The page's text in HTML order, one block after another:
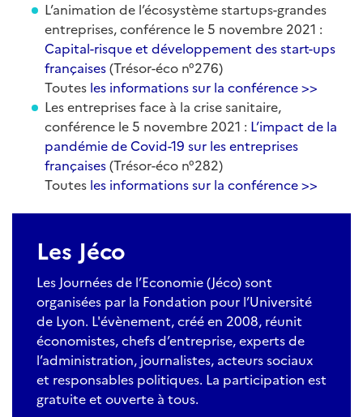
L’animation de l’écosystème startups-grandes
entreprises, conférence le 5 novembre 2021 :
Capital-risque et développement des start-ups
françaises(Trésor-éco n°276)
Toutes les informations sur la conférence >>
Les entreprises face à la crise sanitaire,
conférence le 5 novembre 2021 : L’impact de la
pandémie de Covid-19 sur les entreprises
françaises(Trésor-éco n°282)
Toutes les informations sur la conférence >>
Les Jéco
Les Journées de l’Economie (Jéco) sont
organisées par la Fondation pour l’Université
de Lyon. L'évènement, créé en 2008, réunit
économistes, chefs d’entreprise, experts de
l’administration, journalistes, acteurs sociaux
et responsables politiques. La participation est
gratuite et ouverte à tous.